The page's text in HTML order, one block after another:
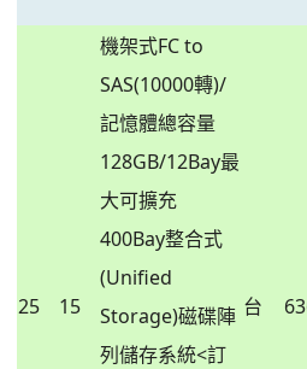
25 15
機架式FC to
SAS(10000轉)/
記憶體總容量
128GB/12Bay最
大可擴充
400Bay整合式
(Unified
Storage)磁碟陣
列儲存系統<訂
台